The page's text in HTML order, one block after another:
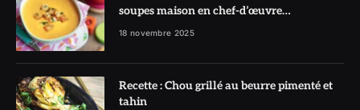
soupes maison en chef-d’œuvre
réconfortant
18 novembre 2025
Recette : Chou grillé au beurre pimenté et
tahin